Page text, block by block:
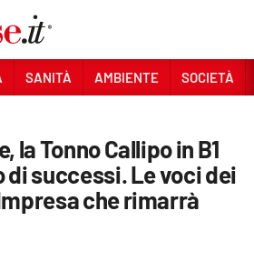
SANITÀ AMBIENTE SOCIETÀ
la Tonno Callipo in B1
di successi. Le voci dei
che rimarrà